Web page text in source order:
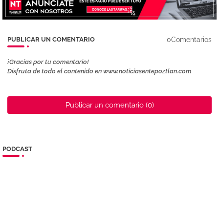
PUBLICAR UN COMENTARIO 0Comentarios
¡Gracias por tu comentario!
Disfruta de todo el contenido en www.noticiasentepoztlan.com
Publicar un comentario (0)
PODCAST